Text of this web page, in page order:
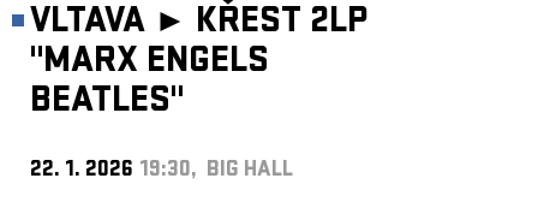
VLTAVA ► KŘEST 2LP
"MARX ENGELS
BEATLES"
22. 1. 2026 19:30, BIG HALL